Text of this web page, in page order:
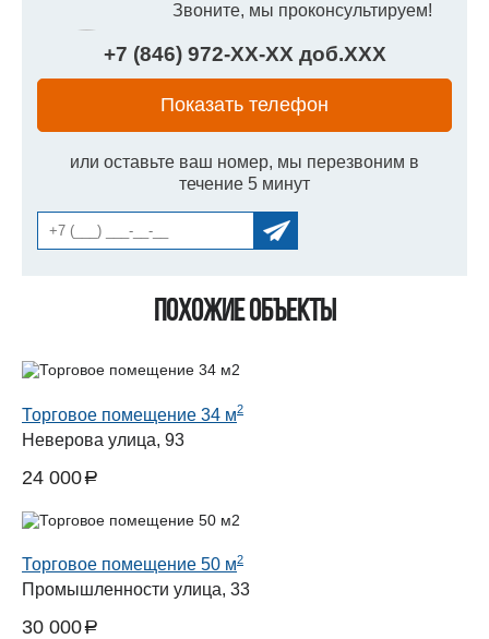
Звоните, мы проконсультируем!
+7 (846) 972-XX-XXдоб.XXX
Показать телефон
или оставьте ваш номер, мы перезвоним в
течение 5 минут
Похожие объекты
Торговое помещение 34 м2
Неверова улица, 93
24 000a
Торговое помещение 50 м2
Промышленности улица, 33
30 000a